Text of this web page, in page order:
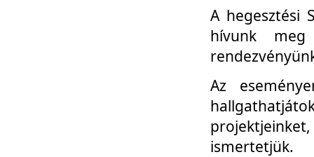
A hegesztési
hívunk
Az
ismertetjük.